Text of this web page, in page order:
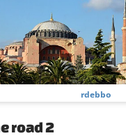
rdebbo
road 2